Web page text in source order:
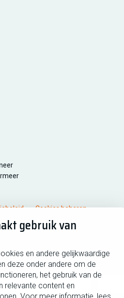
gebruik van
en andere gelijkwaardige
deze onder andere om de
het gebruik van de
relevante content en
DNV iso/iec 27001
Cookies beheren